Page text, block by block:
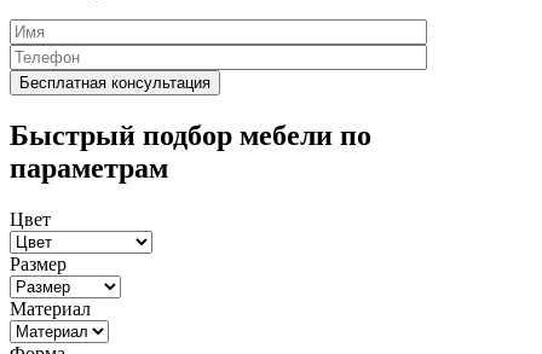
Быстрый подбор мебели по
параметрам
Цвет
Размер
Материал